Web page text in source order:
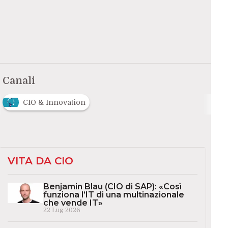
Canali
CIO & Innovation
VITA DA CIO
Benjamin Blau (CIO di SAP): «Così
funziona l’IT di una multinazionale
che vende IT»
22 Lug 2026